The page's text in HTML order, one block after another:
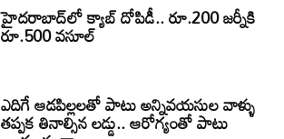
హైదరాబాద్‌లో క్యాబ్‌ దోపిడీ.. రూ.200 జర్నీకి
రూ.500 వసూల్
ఎదిగే ఆడపిల్లలతో పాటు అన్నివయసుల వాళ్ళు
తప్పక తినాల్సిన లడ్డు.. ఆరోగ్యంతో పాటు